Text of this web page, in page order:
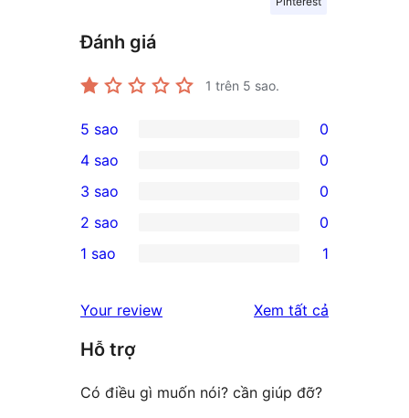
Đánh giá
1 trên 5 sao.
0
5-
star
reviews
5 sao 0
4-
star
reviews
4 sao 0
0
3-
star
3 sao 0
2-
reviews
2 sao 0
star
review
1 sao 1
Your review Xem tất cả
Hỗ trợ
Có điều gì muốn nói? cần giúp đỡ?